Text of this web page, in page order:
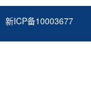
新ICP备10003677